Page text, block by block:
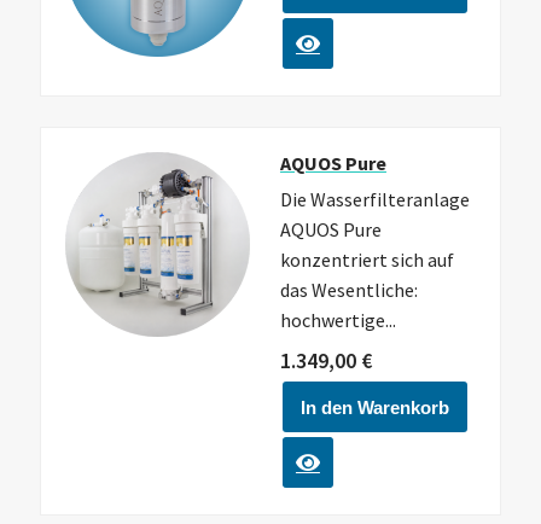
AQUOS Pure
Die Wasserfilteranlage
AQUOS Pure
konzentriert sich auf
das Wesentliche:
hochwertige...
1.349,00 €
In den Warenkorb